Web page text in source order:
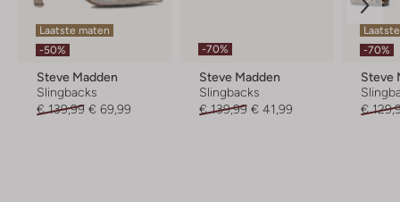
Laatste maten
-50%
Steve Madden
Slingbacks
€ 139,99 € 69,99
-70%
Steve Madden
Slingbacks
€ 139,99 € 41,99
-70%
Steve
€